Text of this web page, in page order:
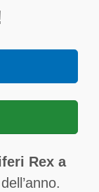
Rex a